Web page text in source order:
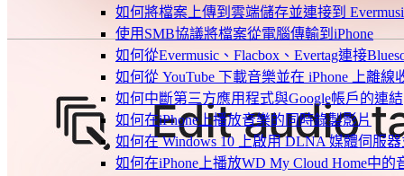
如何將檔案上傳到雲端儲存並連接到
使用SMB協議將檔案從電腦傳輸到iPhone
如何從Evermusic、Flacbox、Evertag連接
如何從 YouTube 下載音樂並在 iPhone 上離線
如何中斷第三方應用程式與Google帳戶的連結
如何在iPhone上播放音樂的同時錄製影片
如何在 Windows 10 上啟用 DLNA 媒體伺服
如何在iPhone上播放WD My Cloud Home中的